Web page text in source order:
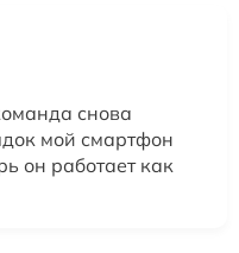
снова
мой смартфон
он работает как